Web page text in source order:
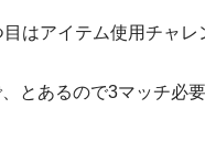
はアイテム使用チャレ
とあるので3マッチ必要